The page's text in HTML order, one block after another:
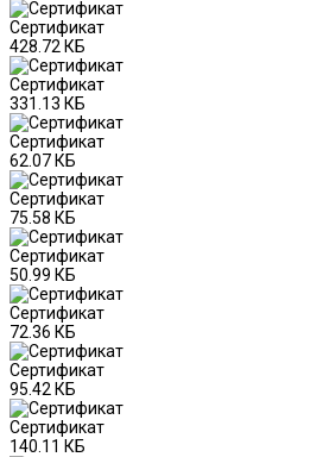
Сертификат
428.72 КБ
Сертификат
331.13 КБ
Сертификат
62.07 КБ
Сертификат
75.58 КБ
Сертификат
50.99 КБ
Сертификат
72.36 КБ
Сертификат
95.42 КБ
Сертификат
140.11 КБ